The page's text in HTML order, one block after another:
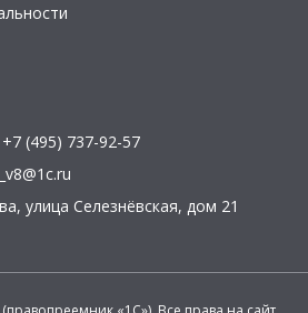
+7 (495) 737-92-57
, улица Селезнёвская, дом 21